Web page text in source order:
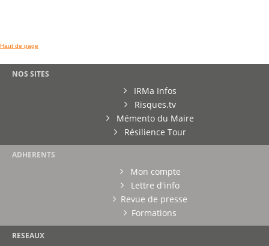
Haut de page
NOS SITES
IRMa Infos
Risques.tv
Mémento du Maire
Résilience Tour
ADHERENTS
Mon compte
Lettre d'info
Revue de presse
Formations
RESEAUX